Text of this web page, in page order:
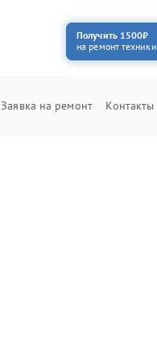
Получить 1500₽
на ремонт техники
Заявка на ремонт Контакты